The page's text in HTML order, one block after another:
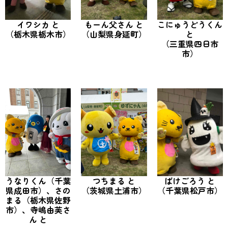
イワシカ と
（栃木県栃木市）
もーん父さん と
（山梨県身延町）
こにゅうどうくん
と
（三重県四日市
市）
うなりくん（千葉
県成田市）、さの
まる（栃木県佐野
市）、寺嶋由芙さ
ん と
つちまる と
（茨城県土浦市）
ばけごろう と
（千葉県松戸市）